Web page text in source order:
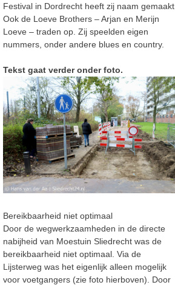
Festival in Dordrecht heeft zij naam gemaakt.
Ook de Loeve Brothers – Arjan en Merijn
Loeve – traden op. Zij speelden eigen
nummers, onder andere blues en country.
Tekst gaat verder onder foto.
Bereikbaarheid niet optimaal
Door de wegwerkzaamheden in de directe
nabijheid van Moestuin Sliedrecht was de
bereikbaarheid niet optimaal. Via de
Lijsterweg was het eigenlijk alleen mogelijk
voor voetgangers (zie foto hierboven). Door